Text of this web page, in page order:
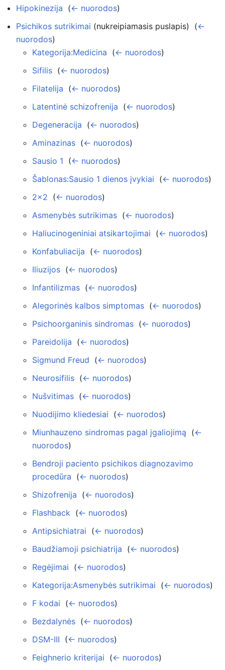
Hipokinezija (← nuorodos)
Psichikos sutrikimai (nukreipiamasis puslapis) ‎ (←
nuorodos)
Kategorija:Medicina (← nuorodos)
Sifilis (← nuorodos)
Filatelija (← nuorodos)
Latentinė schizofrenija (← nuorodos)
Degeneracija (← nuorodos)
Aminazinas (← nuorodos)
Sausio 1 (← nuorodos)
Šablonas:Sausio 1 dienos įvykiai (← nuorodos)
2x2 (← nuorodos)
Asmenybės sutrikimas (← nuorodos)
Haliucinogeniniai atsikartojimai (← nuorodos)
Konfabuliacija (← nuorodos)
Iliuzijos (← nuorodos)
Infantilizmas (← nuorodos)
Alegorinės kalbos simptomas (← nuorodos)
Psichoorganinis sindromas (← nuorodos)
Pareidolija (← nuorodos)
Sigmund Freud (← nuorodos)
Neurosifilis (← nuorodos)
Nušvitimas (← nuorodos)
Nuodijimo kliedesiai (← nuorodos)
Miunhauzeno sindromas pagal įgaliojimą (←
nuorodos)
Bendroji paciento psichikos diagnozavimo
procedūra (← nuorodos)
Shizofrenija (← nuorodos)
Flashback (← nuorodos)
Antipsichiatrai (← nuorodos)
Baudžiamoji psichiatrija (← nuorodos)
Regėjimai (← nuorodos)
Kategorija:Asmenybės sutrikimai (← nuorodos)
F kodai (← nuorodos)
Bezdalynės (← nuorodos)
DSM-III (← nuorodos)
Feighnerio kriterijai (← nuorodos)